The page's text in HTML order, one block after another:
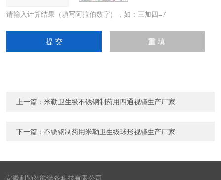
请输入计算结果（填写阿拉伯数字），如：三加四=7
上一篇：米勒卫生级不锈钢制药用四通视镜生产厂家
下一篇：不锈钢制药用米勒卫生级球形视镜生产厂家
安徽利勒智能装备科技有限公司